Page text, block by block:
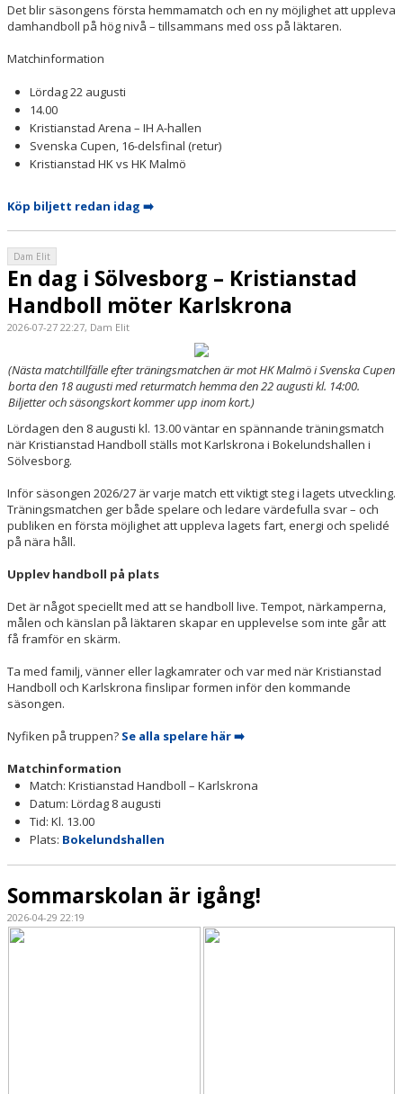
Det blir säsongens första hemmamatch och en ny möjlighet att uppleva
damhandboll på hög nivå – tillsammans med oss på läktaren.
Matchinformation
Lördag 22 augusti
14.00
Kristianstad Arena – IH A-hallen
Svenska Cupen, 16-delsfinal (retur)
Kristianstad HK vs HK Malmö
Köp biljett redan idag ➡️
Dam Elit
En dag i Sölvesborg – Kristianstad
Handboll möter Karlskrona
2026-07-27 22:27, Dam Elit
(Nästa matchtillfälle efter träningsmatchen är mot HK Malmö i Svenska Cupen
borta den 18 augusti med returmatch hemma den 22 augusti kl. 14:00.
Biljetter och säsongskort kommer upp inom kort.)
Lördagen den 8 augusti kl. 13.00 väntar en spännande träningsmatch
när Kristianstad Handboll ställs mot Karlskrona i Bokelundshallen i
Sölvesborg.
Inför säsongen 2026/27 är varje match ett viktigt steg i lagets utveckling.
Träningsmatchen ger både spelare och ledare värdefulla svar – och
publiken en första möjlighet att uppleva lagets fart, energi och spelidé
på nära håll.
Upplev handboll på plats
Det är något speciellt med att se handboll live. Tempot, närkamperna,
målen och känslan på läktaren skapar en upplevelse som inte går att
få framför en skärm.
Ta med familj, vänner eller lagkamrater och var med när Kristianstad
Handboll och Karlskrona finslipar formen inför den kommande
säsongen.
Nyfiken på truppen? Se alla spelare här ➡️
Matchinformation
Match: Kristianstad Handboll – Karlskrona
Datum: Lördag 8 augusti
Tid: Kl. 13.00
Plats: Bokelundshallen
Sommarskolan är igång!
2026-04-29 22:19